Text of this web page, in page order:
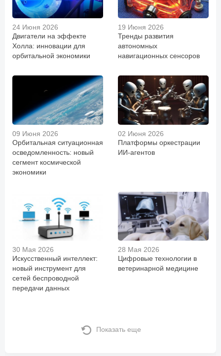
24 Июня 2026
Двигатели на эффекте
Холла: инновации для
орбитальной экономики
19 Июня 2026
Тренды развития
автономных
навигационных сенсоров
09 Июня 2026
Орбитальная ситуационная
осведомленность: новый
сегмент космической
экономики
02 Июня 2026
Платформы оркестрации
ИИ-агентов
30 Мая 2026
Искусственный интеллект:
новый инструмент для
сетей беспроводной
передачи данных
28 Мая 2026
Цифровые технологии в
ветеринарной медицине
Показать еще